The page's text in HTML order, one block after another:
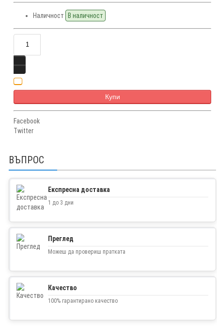
Наличност В наличност
Купи
Facebook
Twitter
ВЪПРОС
Експресна доставка
1 до 3 дни
Преглед
Можеш да провериш пратката
Качество
100% гарантирано качество